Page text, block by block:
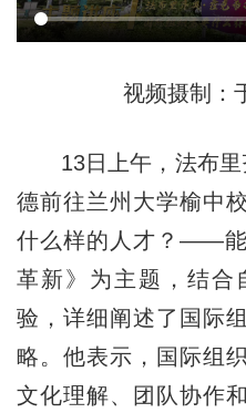
视频摄制：
13日上午，法布里
德前往兰州大学榆中
什么样的人才？——
革新》为主题，结合
验，详细阐述了国际
略。他表示，国际组
文化理解、团队协作